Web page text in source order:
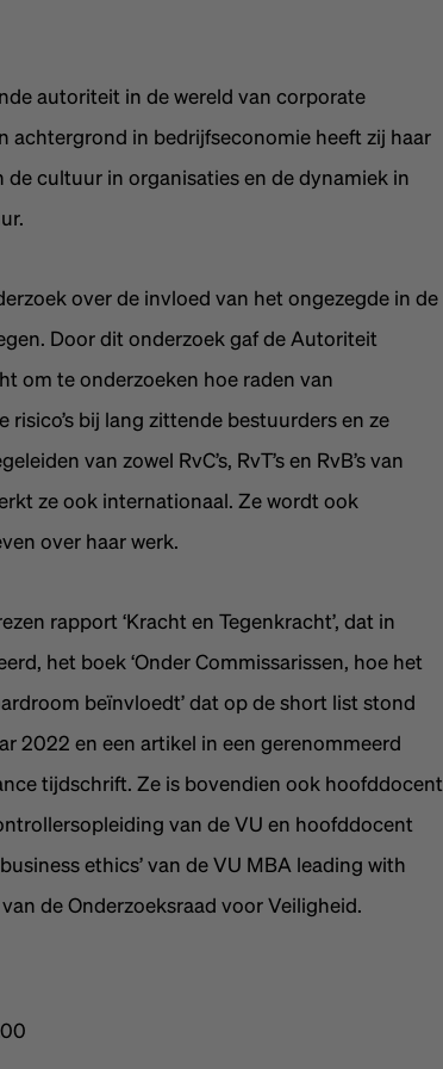
autoriteit in de wereld van corporate
achtergrond in bedrijfseconomie heeft zij haar
cultuur in organisaties en de dynamiek in
over de invloed van het ongezegde in de
Door dit onderzoek gaf de Autoriteit
om te onderzoeken hoe raden van
bij lang zittende bestuurders en ze
van zowel RvC’s, RvT’s en RvB’s van
ze ook internationaal. Ze wordt ook
over haar werk.
rapport ‘Kracht en Tegenkracht’, dat in
het boek ‘Onder Commissarissen, hoe het
beïnvloedt’ dat op de short list stond
2022 en een artikel in een gerenommeerd
tijdschrift. Ze is bovendien ook hoofddocent
van de VU en hoofddocent
ethics’ van de VU MBA leading with
de Onderzoeksraad voor Veiligheid.